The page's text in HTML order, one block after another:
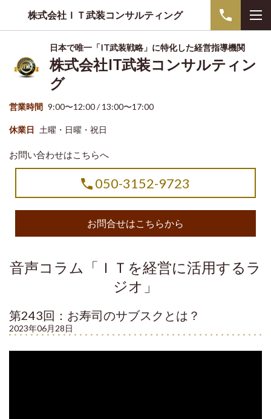
株式会社ＩＴ武装コンサルティング
日本で唯一「IT武装戦略」に特化した経営指導機関
株式会社IT武装コンサルティン
グ
営業時間 9:00〜12:00 / 13:00〜17:00
休業日 土曜・日曜・祝日
お問い合わせはこちらへ
050-3152-9723
お問合せはこちらから
音声コラム「ＩＴを経営に活用するラ
ジオ」
第243回：お寿司のサブスクとは？
2023年06月28日